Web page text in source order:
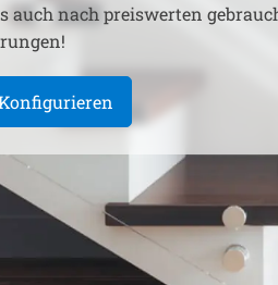
auch nach preiswerten